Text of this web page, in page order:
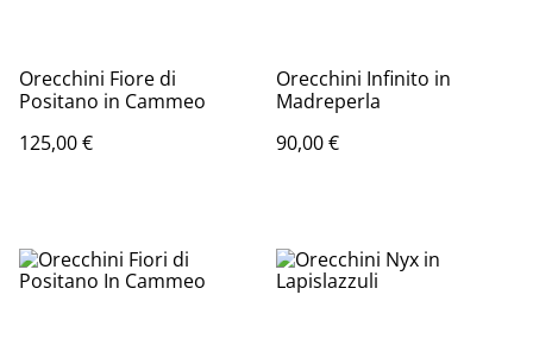
Orecchini Fiore di
Positano in Cammeo
125,00 €
Orecchini Infinito in
Madreperla
90,00 €